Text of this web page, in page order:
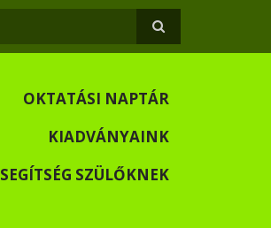
OKTATÁSI NAPTÁR
KIADVÁNYAINK
SEGÍTSÉG SZÜLŐKNEK